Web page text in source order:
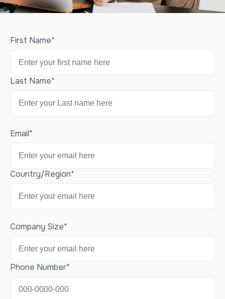
First Name*
Last Name*
Email*
Country/Region*
Company Size*
Phone Number*